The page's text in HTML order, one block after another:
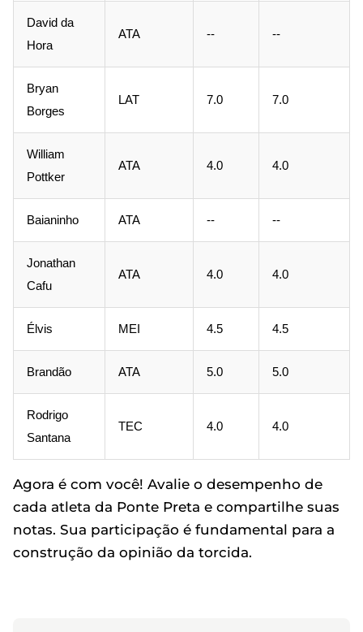
David da
Hora
ATA -- --
Bryan
Borges
LAT 7.0 7.0
William
Pottker
ATA 4.0 4.0
Baianinho ATA -- --
Jonathan
Cafu
ATA 4.0 4.0
Élvis MEI 4.5 4.5
Brandão ATA 5.0 5.0
Rodrigo
Santana
TEC 4.0 4.0
Agora é com você! Avalie o desempenho de
cada atleta da Ponte Preta e compartilhe suas
notas. Sua participação é fundamental para a
construção da opinião da torcida.